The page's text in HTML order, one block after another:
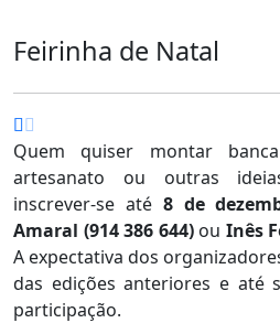
Feirinha de Natal
Quem quiser montar
artesanato ou outras
inscrever-se até 8 de
Amaral (914 386 644)ou Inês
A expectativa dos
das edições anteriores e até
participação.